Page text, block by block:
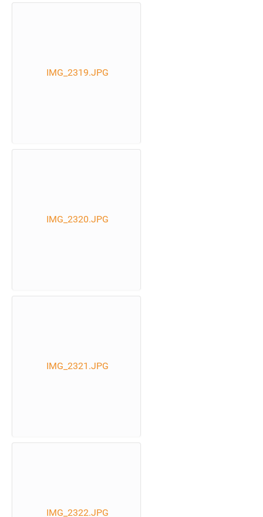
IMG_2319.JPG
IMG_2320.JPG
IMG_2321.JPG
IMG_2322.JPG